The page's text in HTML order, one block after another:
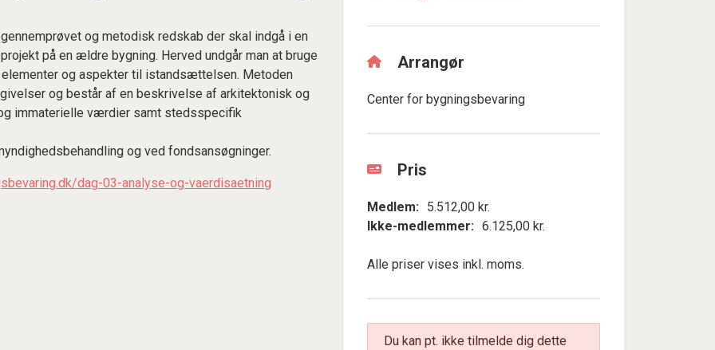
og metodisk redskab der skal indgå i en
på en ældre bygning. Herved undgår man at bruge
og aspekter til istandsættelsen. Metoden
og består af en beskrivelse af arkitektonisk og
immaterielle værdier samt stedsspecifik
og ved fondsansøgninger.
dag-03-analyse-og-vaerdisaetning
Arrangør
Center for bygningsbevaring
Pris
Medlem:
5.512,00 kr.
Ikke-medlemmer: 6.125,00 kr.
Alle priser vises inkl. moms.
Du kan pt. ikke tilmelde dig dette